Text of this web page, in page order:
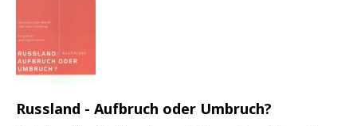
Russland - Aufbruch oder Umbruch?